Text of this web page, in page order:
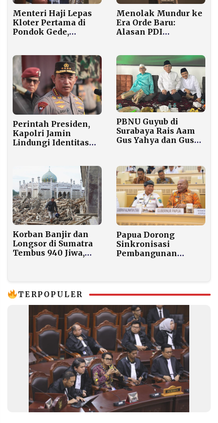
Menteri Haji Lepas
Kloter Pertama di
Pondok Gede,
Kesehatan
Menolak Mundur ke
Era Orde Baru:
Alasan PDI
Langsung
Perintah Presiden,
Kapolri Jamin
Lindungi Identitas
PBNU Guyub di
Surabaya Rais Aam
Gus Yahya dan Gus
Organisasi Menyusul
Korban Banjir dan
Longsor di Sumatra
Tembus 940 Jiwa,
Papua Dorong
Sinkronisasi
Pembangunan
TERPOPULER